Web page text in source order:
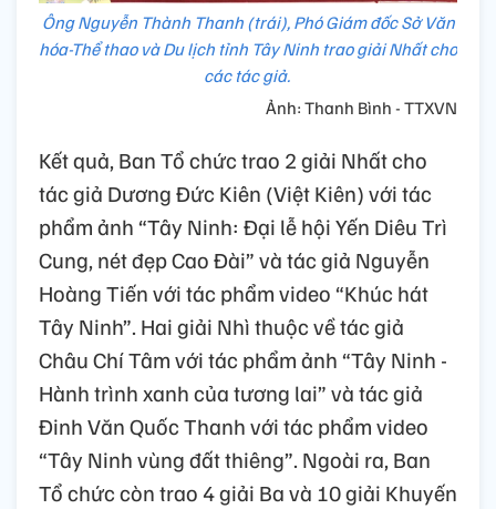
Ông Nguyễn Thành Thanh (trái), Phó Giám đốc Sở Văn
hóa-Thể thao và Du lịch tỉnh Tây Ninh trao giải Nhất cho
các tác giả.
Ảnh: Thanh Bình - TTXVN
Kết quả, Ban Tổ chức trao 2 giải Nhất cho
tác giả Dương Đức Kiên (Việt Kiên) với tác
phẩm ảnh “Tây Ninh: Đại lễ hội Yến Diêu Trì
Cung, nét đẹp Cao Đài” và tác giả Nguyễn
Hoàng Tiến với tác phẩm video “Khúc hát
Tây Ninh”. Hai giải Nhì thuộc về tác giả
Châu Chí Tâm với tác phẩm ảnh “Tây Ninh -
Hành trình xanh của tương lai” và tác giả
Đinh Văn Quốc Thanh với tác phẩm video
“Tây Ninh vùng đất thiêng”. Ngoài ra, Ban
Tổ chức còn trao 4 giải Ba và 10 giải Khuyến